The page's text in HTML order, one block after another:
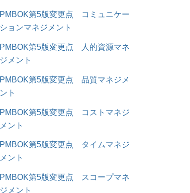
PMBOK第5版変更点 コミュニケー
ションマネジメント
PMBOK第5版変更点 人的資源マネ
ジメント
PMBOK第5版変更点 品質マネジメ
ント
PMBOK第5版変更点 コストマネジ
メント
PMBOK第5版変更点 タイムマネジ
メント
PMBOK第5版変更点 スコープマネ
ジメント